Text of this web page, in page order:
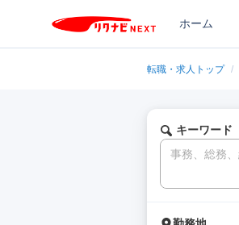
ホーム
転職・求人トップ /
キーワード